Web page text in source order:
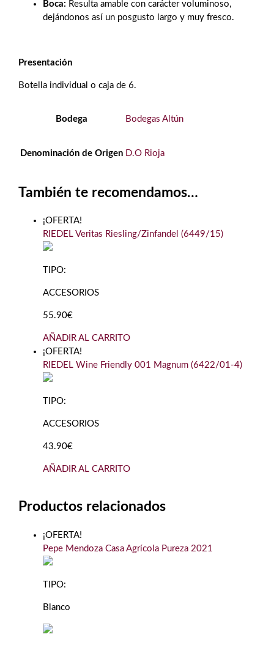
Boca: Resulta amable con carácter voluminoso,
dejándonos así un posgusto largo y muy fresco.
Presentación
Botella individual o caja de 6.
Bodega Bodegas Altún
Denominación de Origen D.O Rioja
También te recomendamos…
¡OFERTA!
RIEDEL Veritas Riesling/Zinfandel (6449/15)
TIPO:
ACCESORIOS
55.90€
AÑADIR AL CARRITO
¡OFERTA!
RIEDEL Wine Friendly 001 Magnum (6422/01-4)
TIPO:
ACCESORIOS
43.90€
AÑADIR AL CARRITO
Productos relacionados
¡OFERTA!
Pepe Mendoza Casa Agrícola Pureza 2021
TIPO:
Blanco